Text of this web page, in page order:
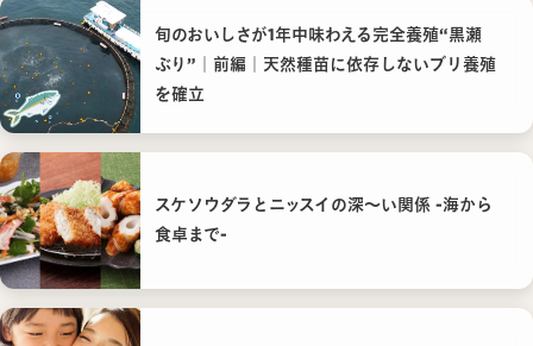
旬のおいしさが1年中味わえる完全養殖“黒瀬
ぶり”｜前編｜天然種苗に依存しないブリ養殖
を確立
スケソウダラとニッスイの深〜い関係 -海から
食卓まで-